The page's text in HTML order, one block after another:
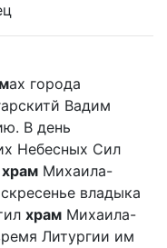
ах города
Вадим
В день
Небесных Сил
храм Михаила-
владыка
храм Михаила-
Литургии им